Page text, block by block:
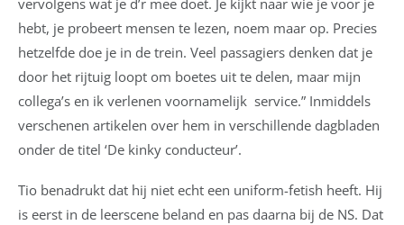
vervolgens wat je d’r mee doet. Je kijkt naar wie je voor je
hebt, je probeert mensen te lezen, noem maar op. Precies
hetzelfde doe je in de trein. Veel passagiers denken dat je
door het rijtuig loopt om boetes uit te delen, maar mijn
collega’s en ik verlenen voornamelijk service.” Inmiddels
verschenen artikelen over hem in verschillende dagbladen
onder de titel ‘De kinky conducteur’.
Tio benadrukt dat hij niet echt een uniform-fetish heeft. Hij
is eerst in de leerscene beland en pas daarna bij de NS. Dat